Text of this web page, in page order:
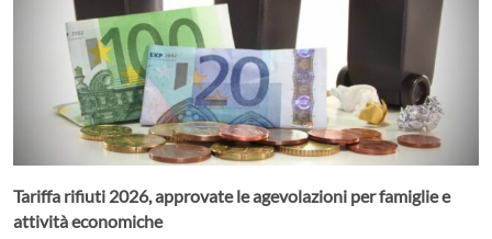
Tariffa rifiuti 2026, approvate le agevolazioni per famiglie e
attività economiche